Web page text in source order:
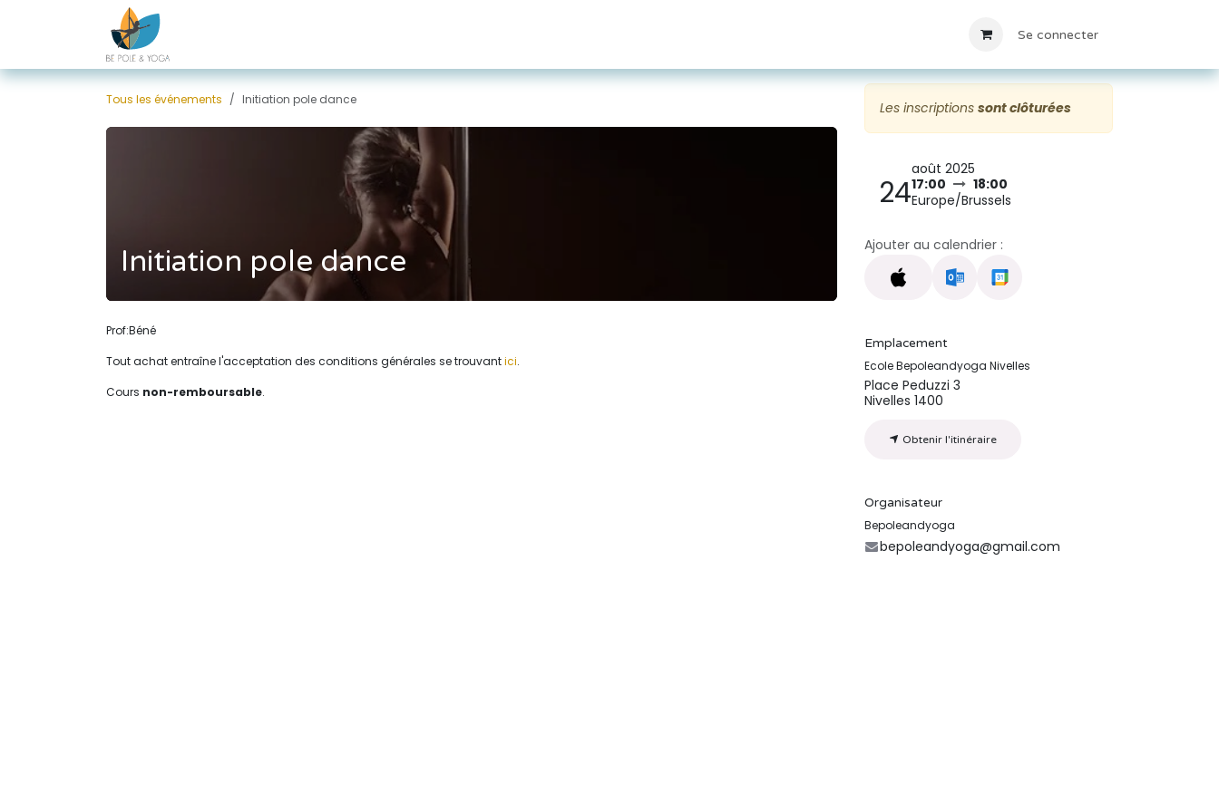
Se connecter
Tous les événements Initiation pole dance
Initiation pole dance
Prof:Béné
Tout achat entraîne l'acceptation des conditions générales se trouvantici.
Cours non-remboursable.
Les inscriptions sont clôturées
24
août 2025
17:00
18:00
Europe/Brussels
Ajouter au calendrier :
Emplacement
Ecole Bepoleandyoga Nivelles
Place Peduzzi 3
Nivelles 1400
Obtenir l'itinéraire
Organisateur
Bepoleandyoga
bepoleandyoga@gmail.com